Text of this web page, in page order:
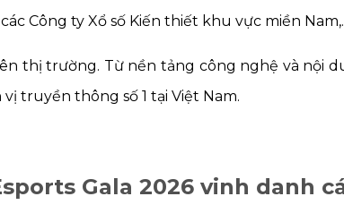
Công ty Xổ số Kiến thiết khu vực miền
thị trường. Từ nền tảng công nghệ và nội
truyền thông số 1 tại Việt Nam.
Gala 2026 vinh danh